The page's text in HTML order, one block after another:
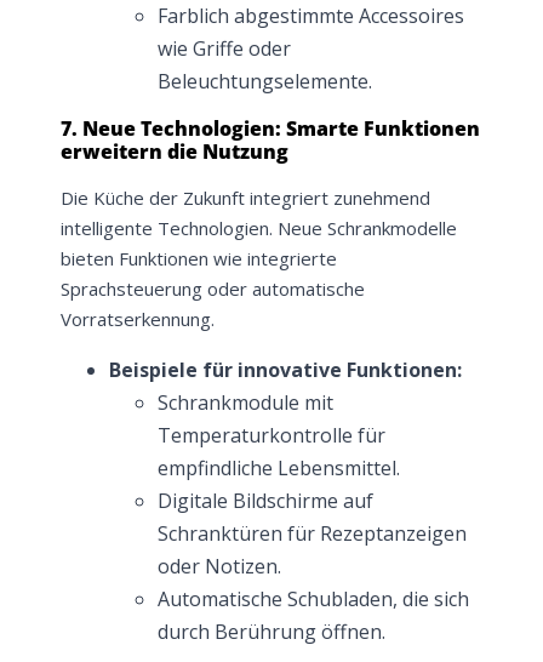
Farblich abgestimmte Accessoires
wie Griffe oder
Beleuchtungselemente.
7. Neue Technologien: Smarte Funktionen
erweitern die Nutzung
Die Küche der Zukunft integriert zunehmend
intelligente Technologien. Neue Schrankmodelle
bieten Funktionen wie integrierte
Sprachsteuerung oder automatische
Vorratserkennung.
Beispiele für innovative Funktionen:
Schrankmodule mit
Temperaturkontrolle für
empfindliche Lebensmittel.
Digitale Bildschirme auf
Schranktüren für Rezeptanzeigen
oder Notizen.
Automatische Schubladen, die sich
durch Berührung öffnen.
Meinen Code senden
Bleiben Sie auf dem Laufenden über
Neuigkeiten und Angebote.
Marketingkommunikation verarbeiten. Lesen Sie unsere